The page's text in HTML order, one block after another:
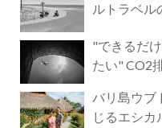
ルトラベル
"できるだ
たい" CO2
バリ島ウブ
じるエシカ